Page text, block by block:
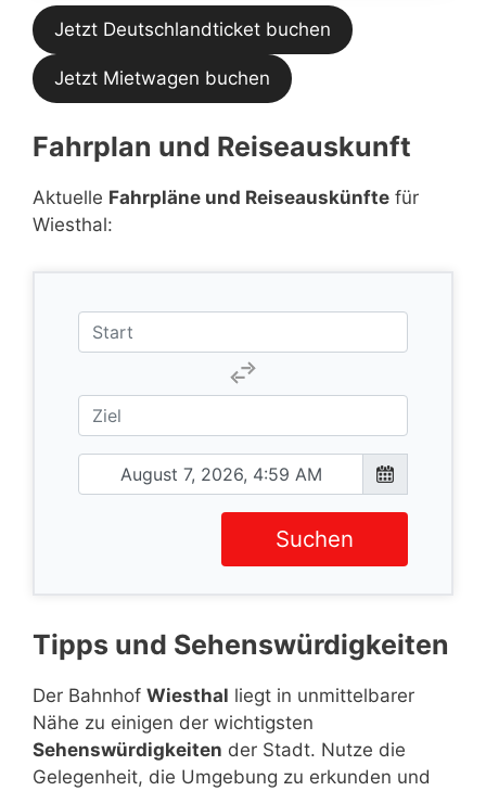
Jetzt Deutschlandticket buchen
Jetzt Mietwagen buchen
Fahrplan und Reiseauskunft
Aktuelle Fahrpläne und Reiseauskünfte für
Wiesthal:
Suchen
Tipps und Sehenswürdigkeiten
Der Bahnhof Wiesthal liegt in unmittelbarer
Nähe zu einigen der wichtigsten
Sehenswürdigkeiten der Stadt. Nutze die
Gelegenheit, die Umgebung zu erkunden und